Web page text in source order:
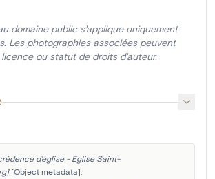
domaine public s'applique uniquement
Les photographies associées peuvent
ou statut de droits d'auteur.
d'église - Eglise Saint-
[Object metadata].